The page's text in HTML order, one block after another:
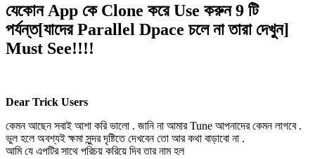
যেকোন App কে Clone করে Use করুন 9 টি
পর্যন্ত[যাদের Parallel Dpace চলে না তারা দেখুন]
Must See!!!!
Dear Trick Users
কেমন আছেন সবাই আশা করি ভালো . জানি না আমার Tune আপনাদের কেমন লাগবে .
ভুল হলে অবশ্যই ক্ষমা সুন্দর দৃষ্টিতে দেখবেন তো আর কথা বাড়াবো না .
আমি যে এপটির সাথে পরিচয় করিয়ে দিব তার নাম হল